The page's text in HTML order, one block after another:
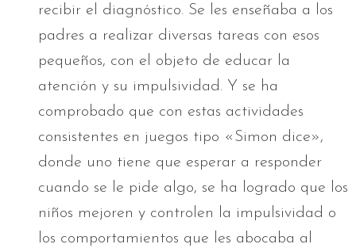
recibir el diagnóstico. Se les enseñaba a los
padres a realizar diversas tareas con esos
pequeños, con el objeto de educar la
atención y su impulsividad. Y se ha
comprobado que con estas actividades
consistentes en juegos tipo «Simon dice»,
donde uno tiene que esperar a responder
cuando se le pide algo, se ha logrado que los
niños mejoren y controlen la impulsividad o
los comportamientos que les abocaba al